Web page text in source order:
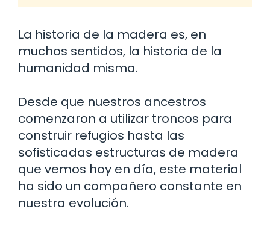
La historia de la madera es, en
muchos sentidos, la historia de la
humanidad misma.
Desde que nuestros ancestros
comenzaron a utilizar troncos para
construir refugios hasta las
sofisticadas estructuras de madera
que vemos hoy en día, este material
ha sido un compañero constante en
nuestra evolución.